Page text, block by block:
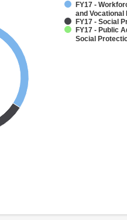
FY17 -
and Vocational
FY17 - Social
FY17 - Public
Social